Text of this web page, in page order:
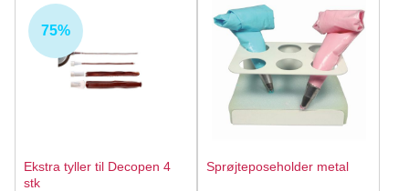
75%
Ekstra tyller til Decopen 4
stk
Sprøjteposeholder metal